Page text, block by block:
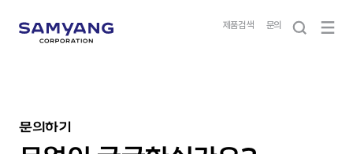
제품검색 문의
문의하기